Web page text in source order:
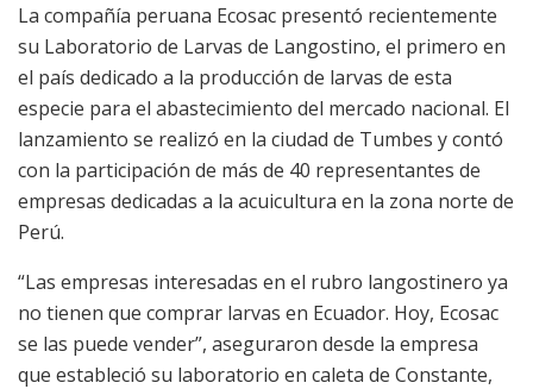
La compañía peruana Ecosac presentó recientemente
su Laboratorio de Larvas de Langostino, el primero en
el país dedicado a la producción de larvas de esta
especie para el abastecimiento del mercado nacional. El
lanzamiento se realizó en la ciudad de Tumbes y contó
con la participación de más de 40 representantes de
empresas dedicadas a la acuicultura en la zona norte de
Perú.
“Las empresas interesadas en el rubro langostinero ya
no tienen que comprar larvas en Ecuador. Hoy, Ecosac
se las puede vender”, aseguraron desde la empresa
que estableció su laboratorio en caleta de Constante,